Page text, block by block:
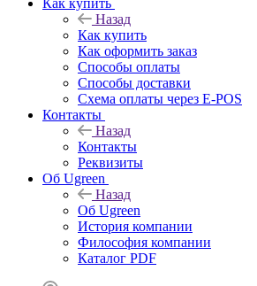
Как купить
Назад
Как купить
Как оформить заказ
Способы оплаты
Способы доставки
Схема оплаты через E-POS
Контакты
Назад
Контакты
Реквизиты
Об Ugreen
Назад
Об Ugreen
История компании
Философия компании
Каталог PDF